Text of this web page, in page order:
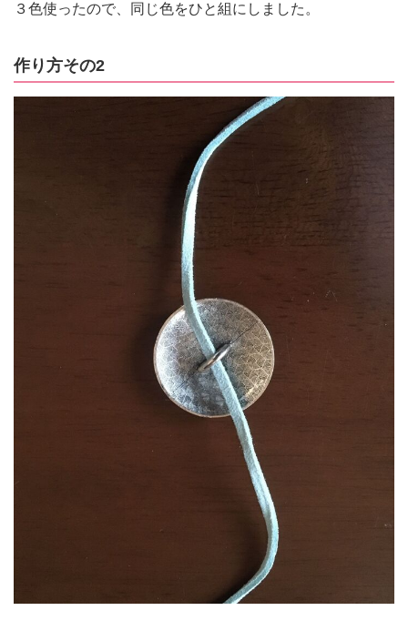
３色使ったので、同じ色をひと組にしました。
作り方その2